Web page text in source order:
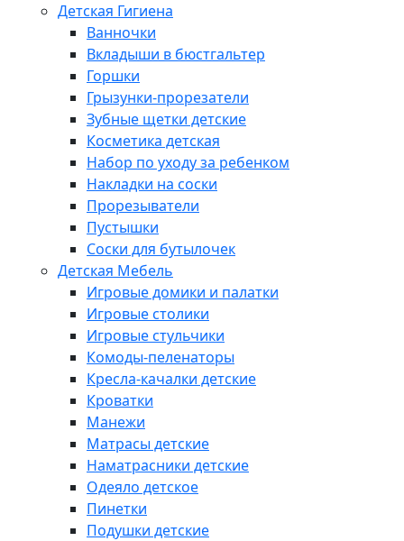
Детская Гигиена
Ванночки
Вкладыши в бюстгальтер
Горшки
Грызунки-прорезатели
Зубные щетки детские
Косметика детская
Набор по уходу за ребенком
Накладки на соски
Прорезыватели
Пустышки
Соски для бутылочек
Детская Мебель
Игровые домики и палатки
Игровые столики
Игровые стульчики
Комоды-пеленаторы
Кресла-качалки детские
Кроватки
Манежи
Матрасы детские
Наматрасники детские
Одеяло детское
Пинетки
Подушки детские